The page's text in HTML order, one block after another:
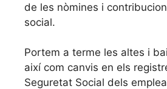
de les nòmines i
social.
Portem a terme les altes i
així com canvis en els
Seguretat Social dels